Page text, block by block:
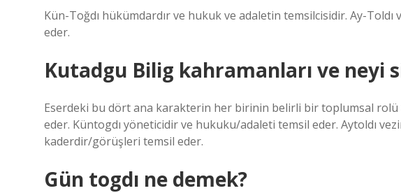
Kün-Toğdı hükümdardır ve hukuk ve adaletin temsilcisidir. Ay-
eder.
Kutadgu Bilig kahramanları ve neyi
Eserdeki bu dört ana karakterin her birinin belirli bir toplumsal
eder. Küntogdı yöneticidir ve hukuku/adaleti temsil eder. Aytoldı
kaderdir/görüşleri temsil eder.
Gün togdı ne demek?